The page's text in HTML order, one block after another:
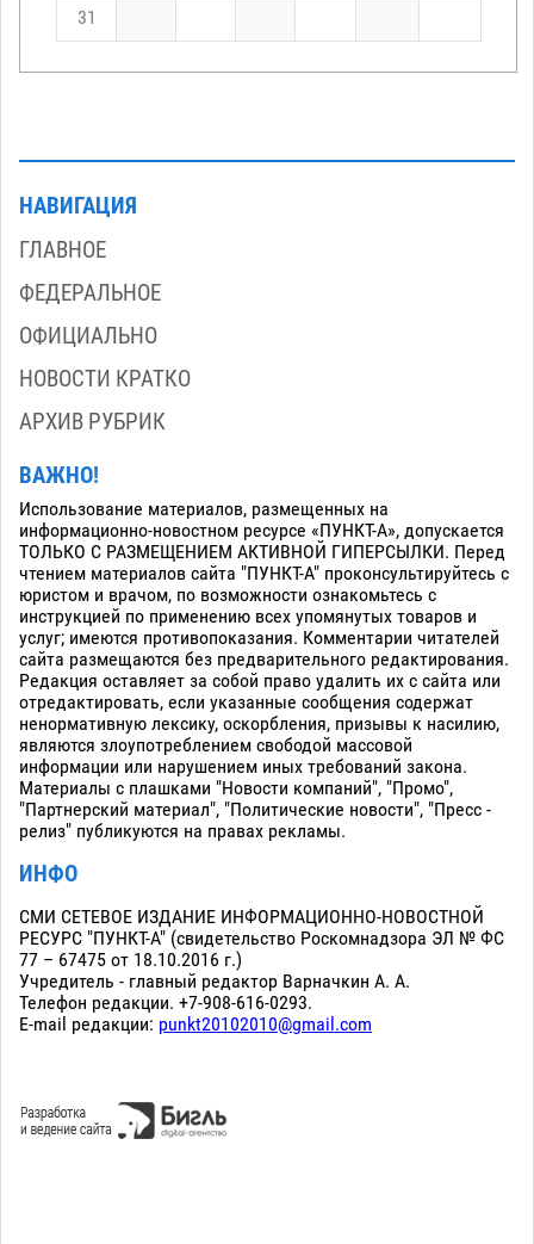
31
НАВИГАЦИЯ
ГЛАВНОЕ
ФЕДЕРАЛЬНОЕ
ОФИЦИАЛЬНО
НОВОСТИ КРАТКО
АРХИВ РУБРИК
ВАЖНО!
Использование материалов, размещенных на
информационно-новостном ресурсе «ПУНКТ-А», допускается
ТОЛЬКО С РАЗМЕЩЕНИЕМ АКТИВНОЙ ГИПЕРСЫЛКИ. Перед
чтением материалов сайта "ПУНКТ-А" проконсультируйтесь с
юристом и врачом, по возможности ознакомьтесь с
инструкцией по применению всех упомянутых товаров и
услуг; имеются противопоказания. Комментарии читателей
сайта размещаются без предварительного редактирования.
Редакция оставляет за собой право удалить их с сайта или
отредактировать, если указанные сообщения содержат
ненормативную лексику, оскорбления, призывы к насилию,
являются злоупотреблением свободой массовой
информации или нарушением иных требований закона.
Материалы с плашками "Новости компаний", "Промо",
"Партнерский материал", "Политические новости", "Пресс -
релиз" публикуются на правах рекламы.
ИНФО
СМИ СЕТЕВОЕ ИЗДАНИЕ ИНФОРМАЦИОННО-НОВОСТНОЙ
РЕСУРС "ПУНКТ-А" (свидетельство Роскомнадзора ЭЛ № ФС
77 – 67475 от 18.10.2016 г.)
Учредитель - главный редактор Варначкин А. А.
Телефон редакции. +7-908-616-0293.
E-mail редакции: punkt20102010@gmail.com